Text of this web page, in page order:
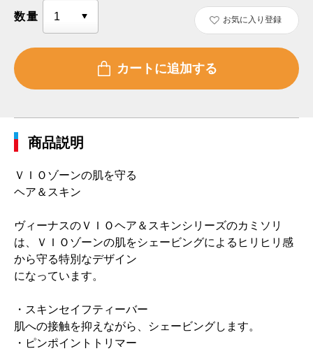
数量 お気に入り登録
商品説明
ＶＩＯゾーンの肌を守る
ヘア＆スキン
ヴィーナスのＶＩＯヘア＆スキンシリーズのカミソリ
は、ＶＩＯゾーンの肌をシェービングによるヒリヒリ感
から守る特別なデザイン
になっています。
・スキンセイフティーバー
肌への接触を抑えながら、シェービングします。
・ピンポイントトリマー